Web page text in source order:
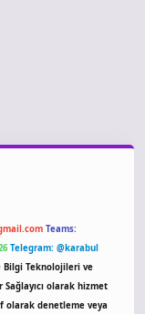
Teams:
Telegram: @karabul
Bilgi Teknolojileri ve
olarak hizmet
olarak denetleme veya